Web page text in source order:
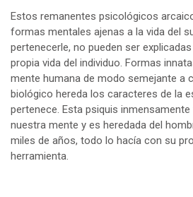
Estos remanentes psicológicos
formas mentales ajenas a la vida del
pertenecerle, no pueden ser
propia vida del individuo. Formas
mente humana de modo semejante a
biológico hereda los caracteres de la
pertenece. Esta psiquis
nuestra mente y es heredada del
miles de años, todo lo hacía con su
herramienta.